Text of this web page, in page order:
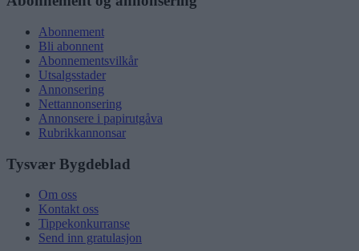
Abonnement
Bli abonnent
Abonnementsvilkår
Utsalgsstader
Annonsering
Nettannonsering
Annonsere i papirutgåva
Rubrikkannonsar
Tysvær Bygdeblad
Om oss
Kontakt oss
Tippekonkurranse
Send inn gratulasjon